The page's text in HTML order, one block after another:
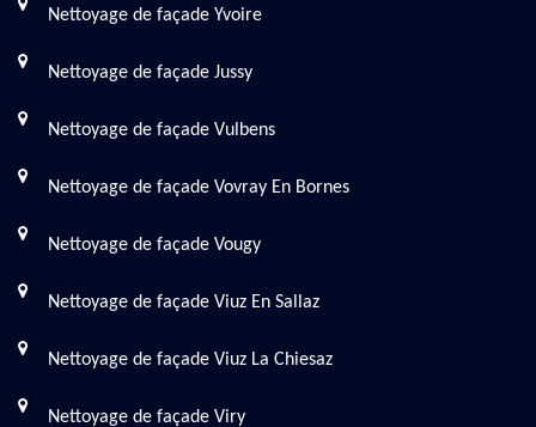
Nettoyage de façade Yvoire
Nettoyage de façade Jussy
Nettoyage de façade Vulbens
Nettoyage de façade Vovray En Bornes
Nettoyage de façade Vougy
Nettoyage de façade Viuz En Sallaz
Nettoyage de façade Viuz La Chiesaz
Nettoyage de façade Viry